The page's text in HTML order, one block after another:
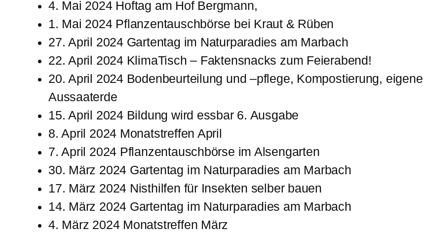
4. Mai 2024 Hoftag am Hof Bergmann,
1. Mai 2024 Pflanzentauschbörse bei Kraut & Rüben
27. April 2024 Gartentag im Naturparadies am Marbach
22. April 2024 KlimaTisch – Faktensnacks zum Feierabend!
20. April 2024 Bodenbeurteilung und –pflege, Kompostierung, eigene
Aussaaterde
15. April 2024 Bildung wird essbar 6. Ausgabe
8. April 2024 Monatstreffen April
7. April 2024 Pflanzentauschbörse im Alsengarten
30. März 2024 Gartentag im Naturparadies am Marbach
17. März 2024 Nisthilfen für Insekten selber bauen
14. März 2024 Gartentag im Naturparadies am Marbach
4. März 2024 Monatstreffen März